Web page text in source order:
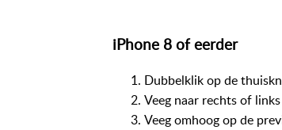
iPhone 8 of eerder
Dubbelklik op de
Veeg naar rechts of
Veeg omhoog op de